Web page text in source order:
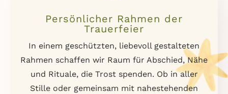
Persönlicher Rahmen der
Trauerfeier
In einem geschützten, liebevoll gestalteten
Rahmen schaffen wir Raum für Abschied, Nähe
und Rituale, die Trost spenden. Ob in aller
Stille oder gemeinsam mit nahestehenden